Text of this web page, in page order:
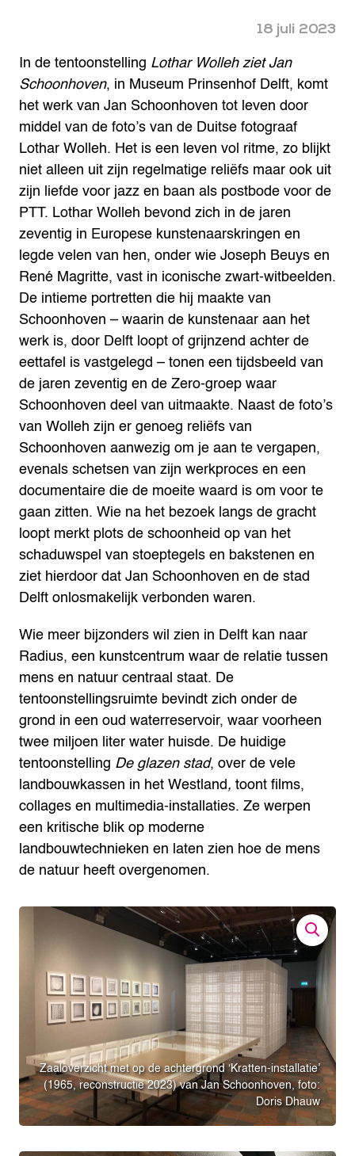
18 juli 2023
In de tentoonstelling Lothar Wolleh ziet Jan
Schoonhoven, in Museum Prinsenhof Delft, komt
het werk van Jan Schoonhoven tot leven door
middel van de foto’s van de Duitse fotograaf
Lothar Wolleh. Het is een leven vol ritme, zo blijkt
niet alleen uit zijn regelmatige reliëfs maar ook uit
zijn liefde voor jazz en baan als postbode voor de
PTT. Lothar Wolleh bevond zich in de jaren
zeventig in Europese kunstenaarskringen en
legde velen van hen, onder wie Joseph Beuys en
René Magritte, vast in iconische zwart-witbeelden.
De intieme portretten die hij maakte van
Schoonhoven – waarin de kunstenaar aan het
werk is, door Delft loopt of grijnzend achter de
eettafel is vastgelegd – tonen een tijdsbeeld van
de jaren zeventig en de Zero-groep waar
Schoonhoven deel van uitmaakte. Naast de foto’s
van Wolleh zijn er genoeg reliëfs van
Schoonhoven aanwezig om je aan te vergapen,
evenals schetsen van zijn werkproces en een
documentaire die de moeite waard is om voor te
gaan zitten. Wie na het bezoek langs de gracht
loopt merkt plots de schoonheid op van het
schaduwspel van stoeptegels en bakstenen en
ziet hierdoor dat Jan Schoonhoven en de stad
Delft onlosmakelijk verbonden waren.
Wie meer bijzonders wil zien in Delft kan naar
Radius, een kunstcentrum waar de relatie tussen
mens en natuur centraal staat. De
tentoonstellingsruimte bevindt zich onder de
grond in een oud waterreservoir, waar voorheen
twee miljoen liter water huisde. De huidige
tentoonstelling De glazen stad, over de vele
landbouwkassen in het Westland, toont films,
collages en multimedia-installaties. Ze werpen
een kritische blik op moderne
landbouwtechnieken en laten zien hoe de mens
de natuur heeft overgenomen.
Zaaloverzicht met op de achtergrond ‘Kratten-installatie’
(1965, reconstructie 2023) van Jan Schoonhoven, foto:
Doris Dhauw